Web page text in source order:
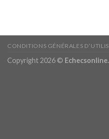
CONDITIONS GÉNÉRALES
Copyright 2026 ©